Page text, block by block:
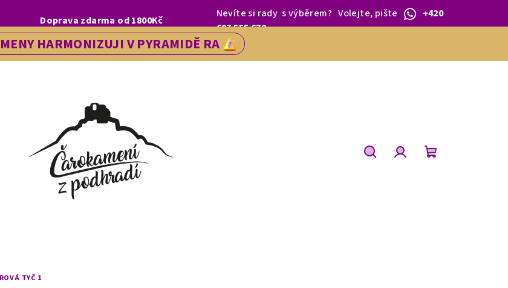
NA VÁS V NAŠÍ PRODEJNĚ V ŘEDHOŠTI BUDEME TĚŠIT OD 1.BŘEZNA.
Doprava zdarma od 1800Kč
Nevíte si rady s výběrem?Volejte, pište
+420
607 555 679
HARMONIZUJI V PYRAMIDĚ RA
TYČ 1